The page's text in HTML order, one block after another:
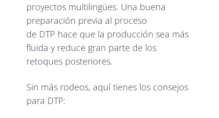
proyectos multilingües. Una buena
preparación previa al proceso
de DTP hace que la producción sea más
fluida y reduce gran parte de los
retoques posteriores.
Sin más rodeos, aquí tienes los consejos
para DTP: